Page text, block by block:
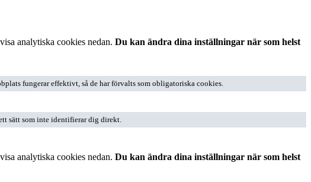
analytiska cookies nedan. Du kan ändra dina inställningar när som helst
fungerar effektivt, så de har förvalts som obligatoriska cookies.
sätt som inte identifierar dig direkt.
analytiska cookies nedan. Du kan ändra dina inställningar när som helst